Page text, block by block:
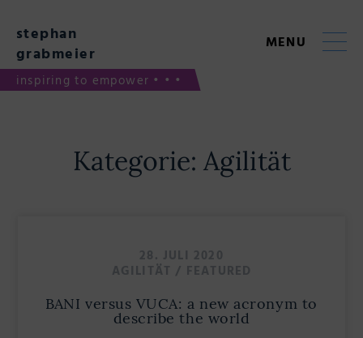
content
stephan
grabmeier
inspiring to empower • • •
MENU
Kategorie: Agilität
28. JULI 2020
AGILITÄT / FEATURED
BANI versus VUCA: a new acronym to
describe the world